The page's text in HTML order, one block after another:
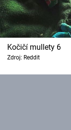
Kočičí mullety 6
Zdroj: Reddit